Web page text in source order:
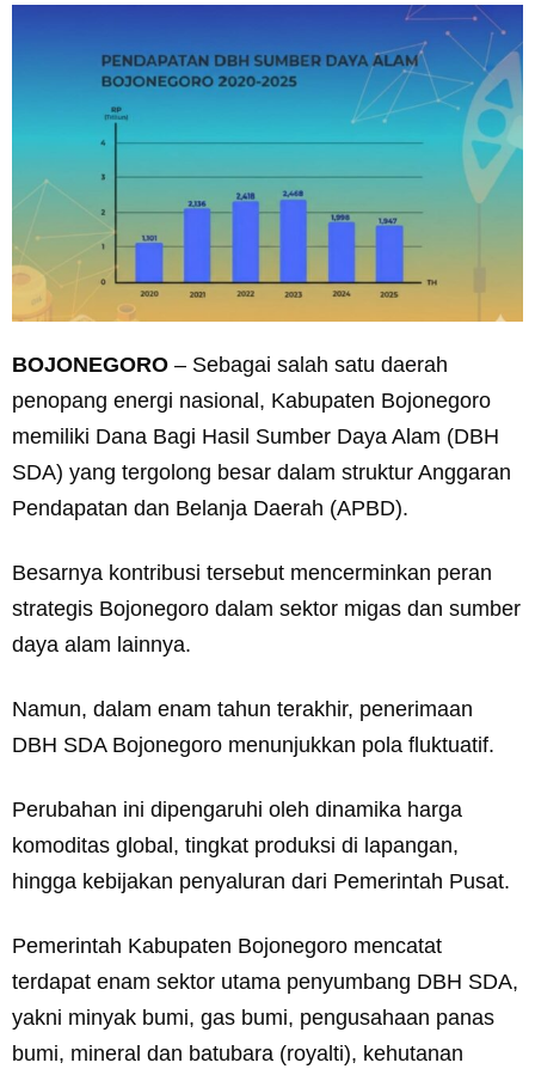
BOJONEGORO – Sebagai salah satu daerah
penopang energi nasional, Kabupaten Bojonegoro
memiliki Dana Bagi Hasil Sumber Daya Alam (DBH
SDA) yang tergolong besar dalam struktur Anggaran
Pendapatan dan Belanja Daerah (APBD).
Besarnya kontribusi tersebut mencerminkan peran
strategis Bojonegoro dalam sektor migas dan sumber
daya alam lainnya.
Namun, dalam enam tahun terakhir, penerimaan
DBH SDA Bojonegoro menunjukkan pola fluktuatif.
Perubahan ini dipengaruhi oleh dinamika harga
komoditas global, tingkat produksi di lapangan,
hingga kebijakan penyaluran dari Pemerintah Pusat.
Pemerintah Kabupaten Bojonegoro mencatat
terdapat enam sektor utama penyumbang DBH SDA,
yakni minyak bumi, gas bumi, pengusahaan panas
bumi, mineral dan batubara (royalti), kehutanan